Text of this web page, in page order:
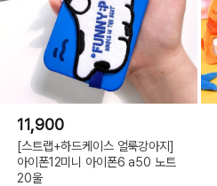
11,900
[스트랩+하드케이스 얼룩강아지]
아이폰12미니 아이폰6 a50 노트
20울